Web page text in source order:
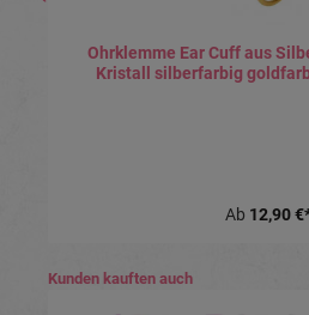
Ohrklemme Ear Cuff aus
Kristall silberfarbig
Ab 12,90
Produktgalerie überspringen
Kunden kauften auch